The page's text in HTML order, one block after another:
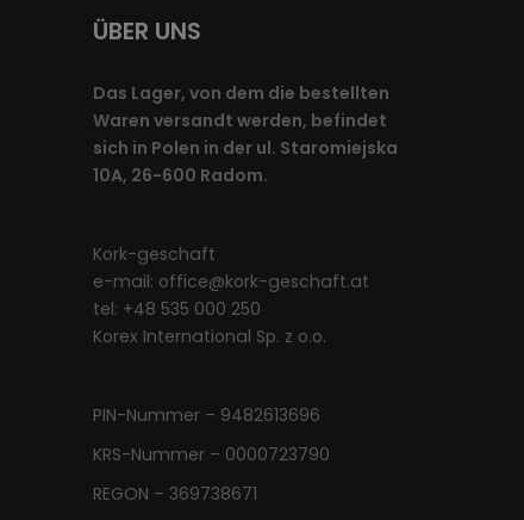
ÜBER UNS
Das Lager, von dem die bestellten
Waren versandt werden, befindet
sich in Polen in der ul. Staromiejska
10A, 26-600 Radom.
Kork-geschaft
e-mail: office@kork-geschaft.at
tel: +48 535 000 250
Korex International Sp. z o.o.
PIN-Nummer – 9482613696
KRS-Nummer – 0000723790
REGON – 369738671